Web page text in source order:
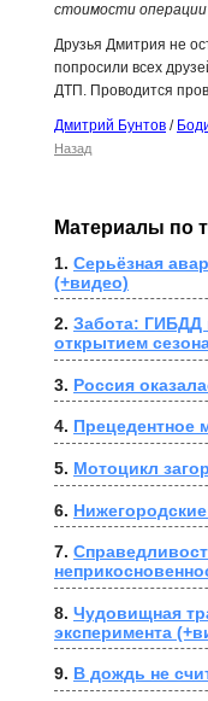
стоимости операции
Друзья Дмитрия не
попросили всех
ДТП. Проводится
Дмитрий Бунтов /
Назад
Материалы по
1. Серьёзная
(+видео)
2. Забота: ГИБДД
открытием
3. Россия
4.
5. Мотоцикл
6.
7.
8. Чудовищная
эксперимента
9. В дождь не